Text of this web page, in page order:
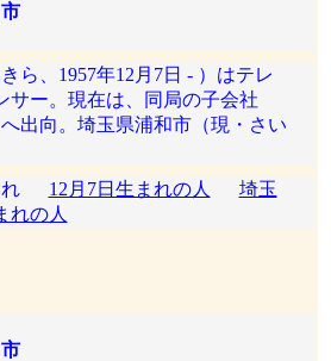
ら、1957年12月7日 - ）はテレ
サー。現在は、同局の子会社
へ出向。埼玉県浦和市（現・さい
れ 12月7日生まれの人
埼玉
れの人